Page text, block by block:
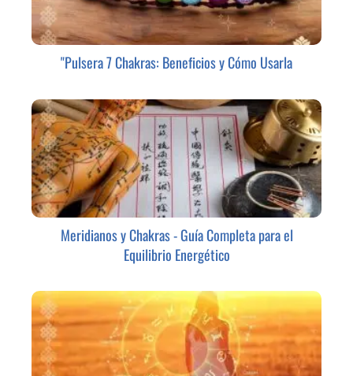
"Pulsera 7 Chakras: Beneficios y Cómo Usarla
Meridianos y Chakras - Guía Completa para el
Equilibrio Energético